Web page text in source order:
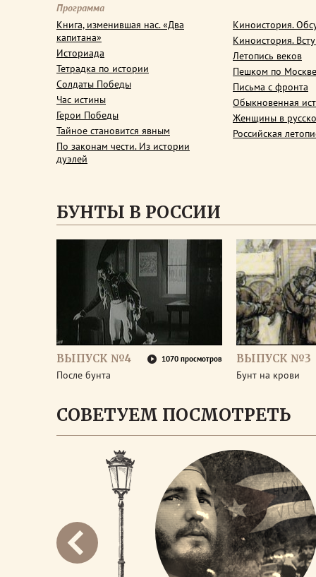
Программа
Книга, изменившая нас. «Два
капитана»
Историада
Тетрадка по истории
Солдаты Победы
Час истины
Герои Победы
Тайное становится явным
По законам чести. Из истории
дуэлей
Киноистория.
Киноистория.
Летопись веков
Пешком по Москве
Письма с фронта
Обыкновенная
Женщины в
Российская
БУНТЫ В РОССИИ
ВЫПУСК №4 1070 просмотров
После бунта
ВЫПУСК №3
Бунт на крови
СОВЕТУЕМ ПОСМОТРЕТЬ